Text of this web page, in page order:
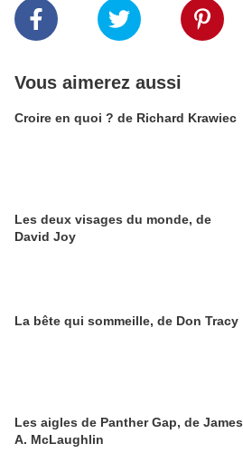
Vous aimerez aussi
Croire en quoi ? de Richard Krawiec
Les deux visages du monde, de
David Joy
La bête qui sommeille, de Don Tracy
Les aigles de Panther Gap, de James
A. McLaughlin